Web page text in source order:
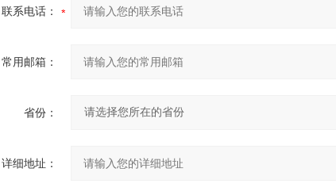
联系电话：
常用邮箱：
省份：
详细地址：